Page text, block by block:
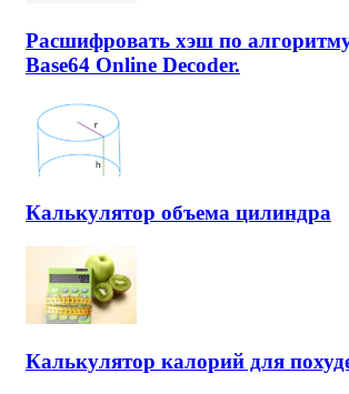
Расшифровать хэш по
Base64 Online Decoder.
Калькулятор объема цилиндра
Калькулятор калорий для